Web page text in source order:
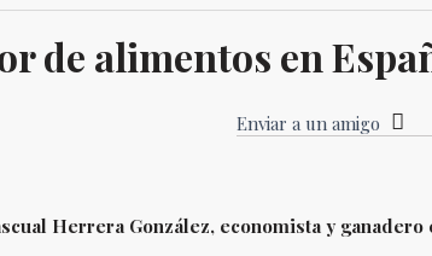
de alimentos en
Enviar a un amigo
Herrera González, economista y ganadero